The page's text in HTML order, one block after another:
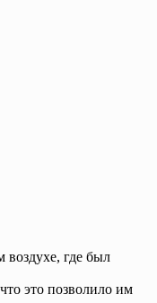
воздухе, где был
это позволило им